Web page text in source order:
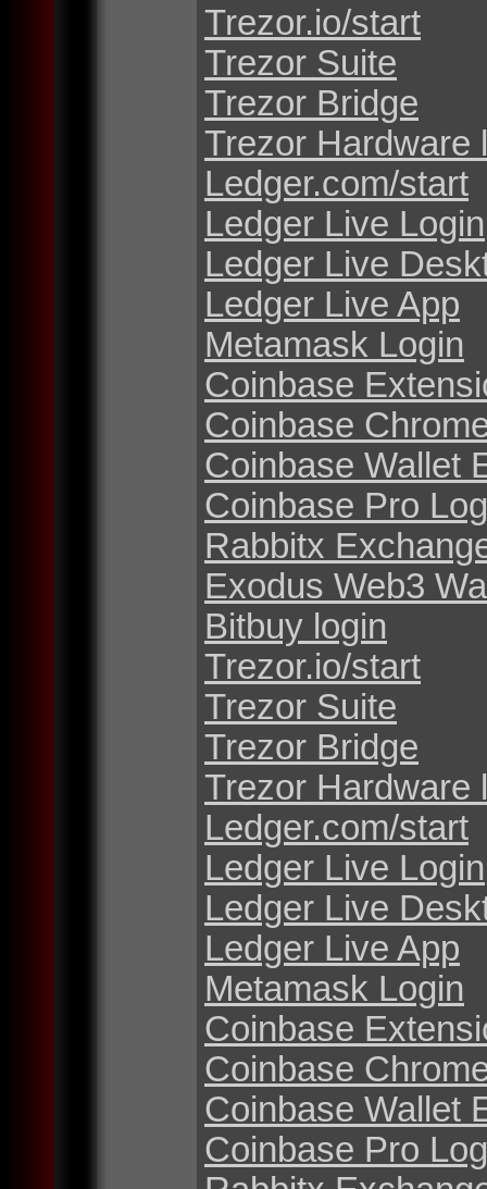
Trezor.io/start
Trezor Suite
Trezor Bridge
Trezor Hardware
Ledger.com/start
Ledger Live Login
Ledger Live
Ledger Live App
Metamask Login
Coinbase
Coinbase
Coinbase Wallet
Coinbase Pro
Rabbitx
Exodus Web3
Bitbuy login
Trezor.io/start
Trezor Suite
Trezor Bridge
Trezor Hardware
Ledger.com/start
Ledger Live Login
Ledger Live
Ledger Live App
Metamask Login
Coinbase
Coinbase
Coinbase Wallet
Coinbase Pro